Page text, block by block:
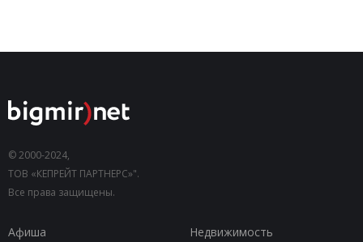
© 2000-2024,
ТОВ «КЕПРЕЙТ ПАРТНЕРС»".
Все права защищены.
Афиша
Недвижимость